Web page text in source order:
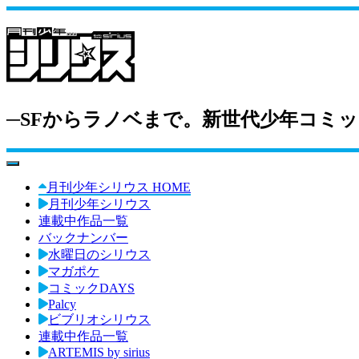
─SFからラノベまで。新世代少年コミ
toggle navigation
月刊少年シリウス HOME
月刊少年シリウス
連載中作品一覧
バックナンバー
水曜日のシリウス
マガポケ
コミックDAYS
Palcy
ビブリオシリウス
連載中作品一覧
ARTEMIS by sirius